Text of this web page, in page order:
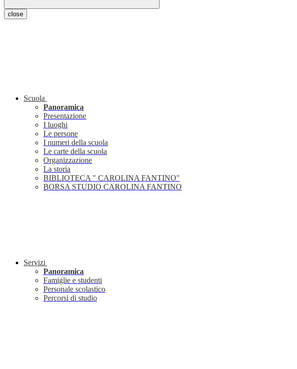
close
Scuola
Panoramica
Presentazione
I luoghi
Le persone
I numeri della scuola
Le carte della scuola
Organizzazione
La storia
BIBLIOTECA " CAROLINA FANTINO"
BORSA STUDIO CAROLINA FANTINO
Servizi
Panoramica
Famiglie e studenti
Personale scolastico
Percorsi di studio